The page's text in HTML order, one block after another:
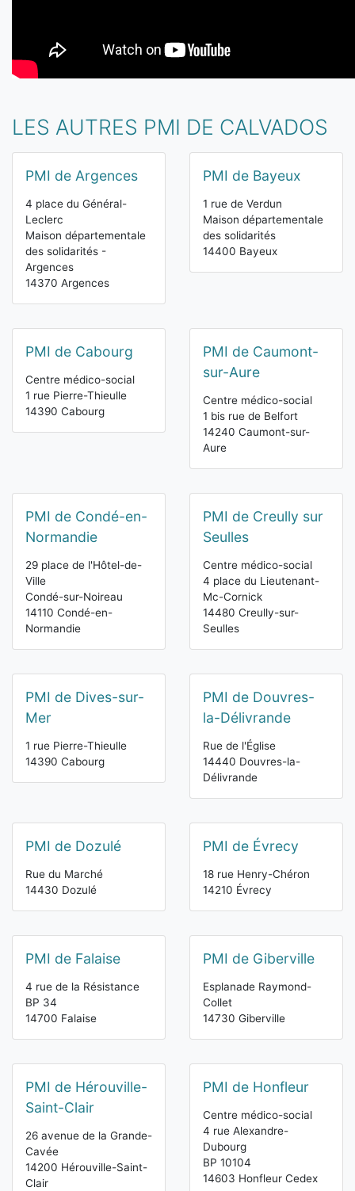
LES AUTRES PMI DE CALVADOS
PMI de Argences
4 place du Général-
Leclerc
Maison départementale
des solidarités -
Argences
14370 Argences
PMI de Bayeux
1 rue de Verdun
Maison départementale
des solidarités
14400 Bayeux
PMI de Cabourg
Centre médico-social
1 rue Pierre-Thieulle
14390 Cabourg
PMI de Caumont-
sur-Aure
Centre médico-social
1 bis rue de Belfort
14240 Caumont-sur-
Aure
PMI de Condé-en-
Normandie
29 place de l'Hôtel-de-
Ville
Condé-sur-Noireau
14110 Condé-en-
Normandie
PMI de Creully sur
Seulles
Centre médico-social
4 place du Lieutenant-
Mc-Cornick
14480 Creully-sur-
Seulles
PMI de Dives-sur-
Mer
1 rue Pierre-Thieulle
14390 Cabourg
PMI de Douvres-
la-Délivrande
Rue de l'Église
14440 Douvres-la-
Délivrande
PMI de Dozulé
Rue du Marché
14430 Dozulé
PMI de Évrecy
18 rue Henry-Chéron
14210 Évrecy
PMI de Falaise
4 rue de la Résistance
BP 34
14700 Falaise
PMI de Giberville
Esplanade Raymond-
Collet
14730 Giberville
PMI de Hérouville-
Saint-Clair
26 avenue de la Grande-
Cavée
14200 Hérouville-Saint-
Clair
PMI de Honfleur
Centre médico-social
4 rue Alexandre-
Dubourg
BP 10104
14603 Honfleur Cedex